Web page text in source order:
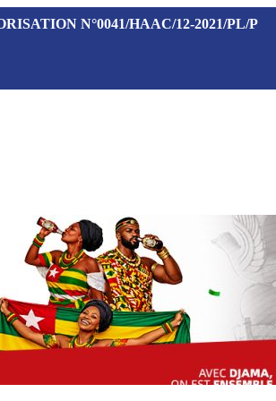
N°0041/HAAC/12-2021/PL/P